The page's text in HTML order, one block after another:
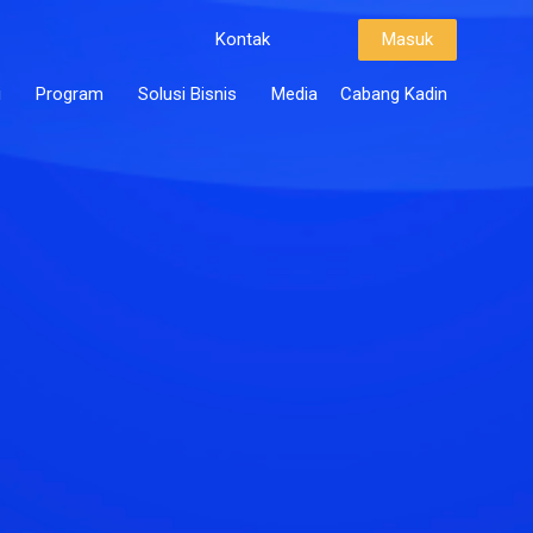
Kontak Masuk
Program Solusi Bisnis Media Cabang Kadin